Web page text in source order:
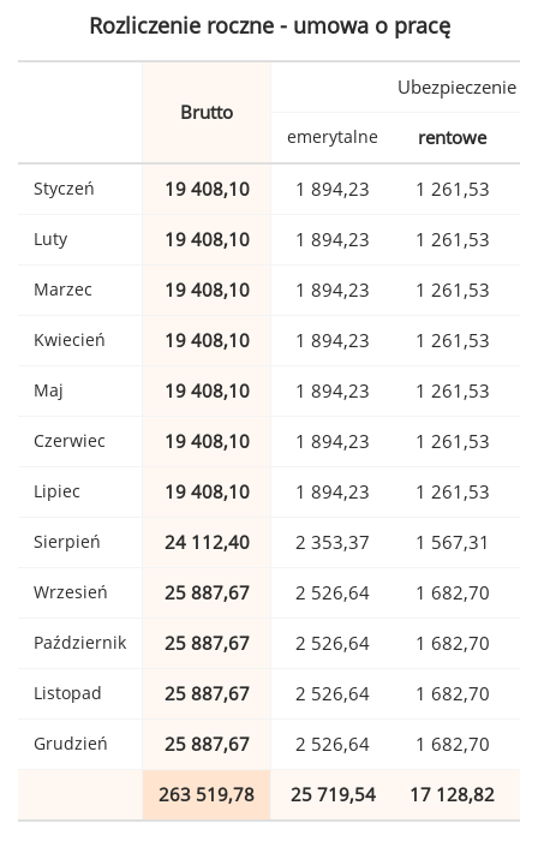
Rozliczenie roczne - umowa o pracę
Brutto
Ubezpieczenie
emerytalne rentowe
Styczeń 19 408,10 1 894,23 1 261,53
Luty 19 408,10 1 894,23 1 261,53
Marzec 19 408,10 1 894,23 1 261,53
Kwiecień 19 408,10 1 894,23 1 261,53
Maj 19 408,10 1 894,23 1 261,53
Czerwiec 19 408,10 1 894,23 1 261,53
Lipiec 19 408,10 1 894,23 1 261,53
Sierpień 24 112,40 2 353,37 1 567,31
Wrzesień 25 887,67 2 526,64 1 682,70
Październik 25 887,67 2 526,64 1 682,70
Listopad 25 887,67 2 526,64 1 682,70
Grudzień 25 887,67 2 526,64 1 682,70
263 519,78 25 719,54 17 128,82